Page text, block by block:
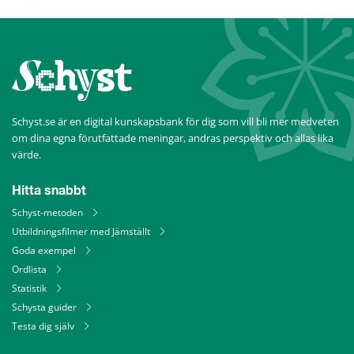
Schyst.se är en digital kunskapsbank för dig som vill bli mer medveten
om dina egna förutfattade meningar, andras perspektiv och allas lika
värde.
Hitta snabbt
Schyst-metoden
Utbildningsfilmer med Jämställt
Goda exempel
Ordlista
Statistik
Schysta guider
Testa dig själv